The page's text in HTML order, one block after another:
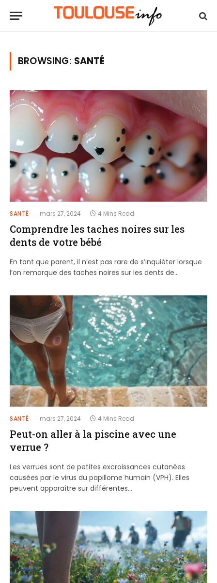
BROWSING: SANTÉ
SANTÉ mars 27, 2024 4 Mins Read
Comprendre les taches noires sur les
dents de votre bébé
En tant que parent, il n’est pas rare de s’inquiéter lorsque
l’on remarque des taches noires sur les dents de…
SANTÉ mars 27, 2024 4 Mins Read
Peut-on aller à la piscine avec une
verrue ?
Les verrues sont de petites excroissances cutanées
causées par le virus du papillome humain (VPH). Elles
peuvent apparaître sur différentes…